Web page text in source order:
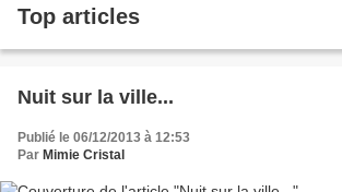
Top articles
Nuit sur la ville...
Publié le 06/12/2013 à 12:53
Par Mimie Cristal